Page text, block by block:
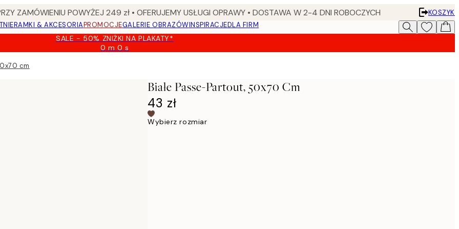
ZAMÓWIENIU POWYŻEJ 249 zł • OFERUJEMY USŁUGI OPRAWY • DOSTAWA W 2-4 DNI ROBOCZYCH
KOSZYK
RAMKI & AKCESORIAPROMOCJEGALERIE OBRAZÓWINSPIRACJEDLA FIRM
SALE - 50% ZNIŻKI NA PLAKATY*
0 m0 s
Ważny
cm
Białe Passe-Partout, 50x70 Cm
43 zł
Wybierz rozmiar